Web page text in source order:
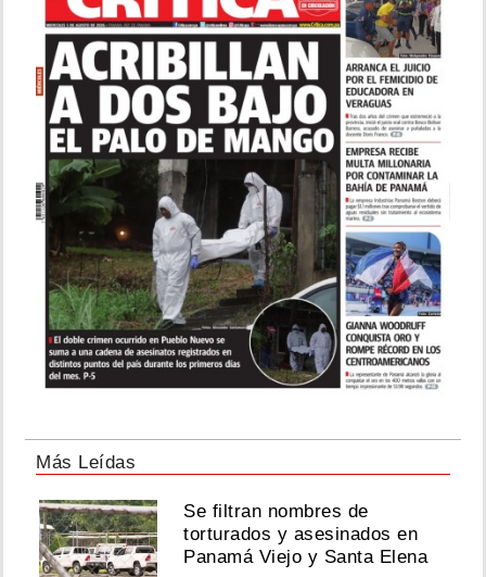
Más Leídas
Se filtran nombres de
torturados y asesinados en
Panamá Viejo y Santa Elena